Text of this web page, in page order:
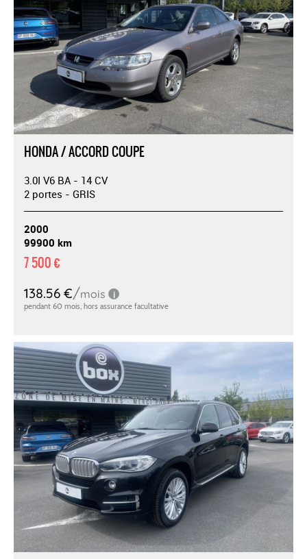
HONDA / ACCORD COUPE
3.0I V6 BA - 14 CV
2 portes - GRIS
2000
99900 km
7 500 €